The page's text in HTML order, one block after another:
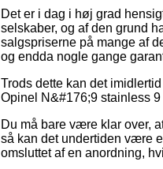
Det er i dag i høj grad
selskaber, og af den grund
salgspriserne på mange af
og endda nogle gange
Trods dette kan det
Opinel N&#176;9 stainless
Du må bare være klar over,
så kan det undertiden være
omsluttet af en anordning,